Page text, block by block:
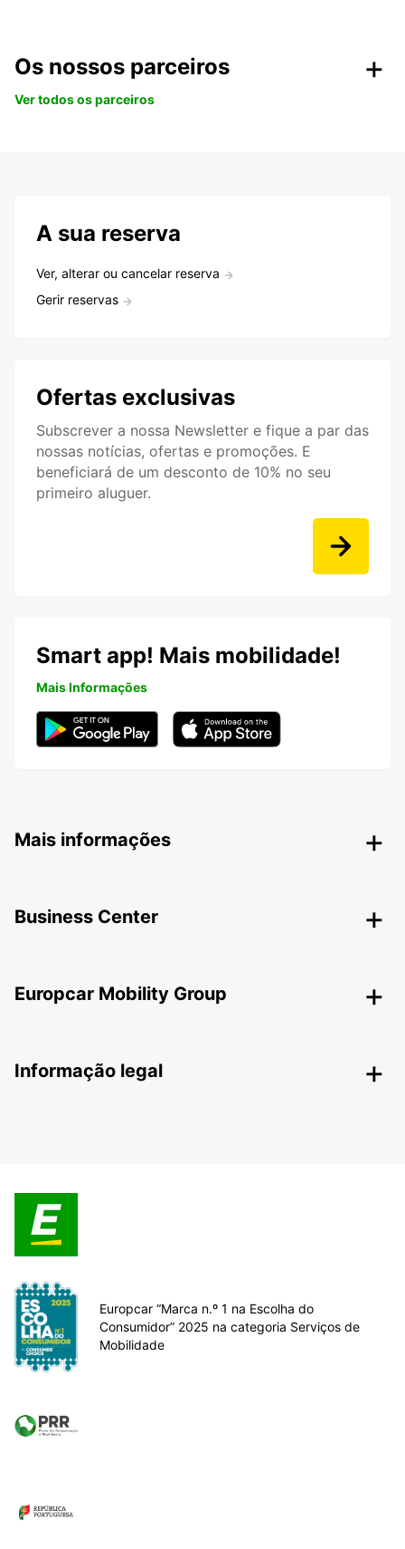
Os nossos parceiros
Ver todos os parceiros
A sua reserva
Ver, alterar ou cancelar reserva
Gerir reservas
Ofertas exclusivas
Subscrever a nossa Newsletter e fique a par das
nossas notícias, ofertas e promoções. E
beneficiará de um desconto de 10% no seu
primeiro aluguer.
Smart app! Mais mobilidade!
Mais Informações
Mais informações
Business Center
Europcar Mobility Group
Informação legal
Europcar “Marca n.º 1 na Escolha do
Consumidor” 2025 na categoria Serviços de
Mobilidade